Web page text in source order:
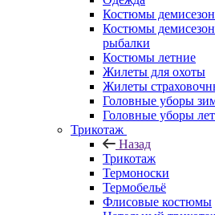
Костюмы
Костюмы
рыбалки
Костюмы летние
Жилеты для охоты
Жилеты
Головные уборы
Головные уборы
Трикотаж
Назад
Трикотаж
Термоноски
Термобельё
Флисовые костюмы